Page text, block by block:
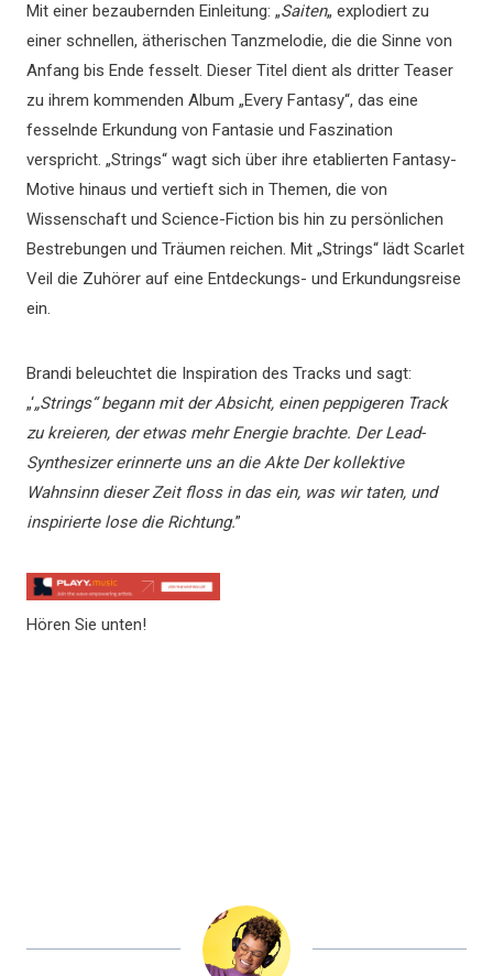
Mit einer bezaubernden Einleitung: „Saiten„ explodiert zu
einer schnellen, ätherischen Tanzmelodie, die die Sinne von
Anfang bis Ende fesselt. Dieser Titel dient als dritter Teaser
zu ihrem kommenden Album „Every Fantasy“, das eine
fesselnde Erkundung von Fantasie und Faszination
verspricht. „Strings“ wagt sich über ihre etablierten Fantasy-
Motive hinaus und vertieft sich in Themen, die von
Wissenschaft und Science-Fiction bis hin zu persönlichen
Bestrebungen und Träumen reichen. Mit „Strings“ lädt Scarlet
Veil die Zuhörer auf eine Entdeckungs- und Erkundungsreise
ein.
Brandi beleuchtet die Inspiration des Tracks und sagt:
„‘„Strings“ begann mit der Absicht, einen peppigeren Track
zu kreieren, der etwas mehr Energie brachte. Der Lead-
Synthesizer erinnerte uns an die Akte Der kollektive
Wahnsinn dieser Zeit floss in das ein, was wir taten, und
inspirierte lose die Richtung.”
Hören Sie unten!